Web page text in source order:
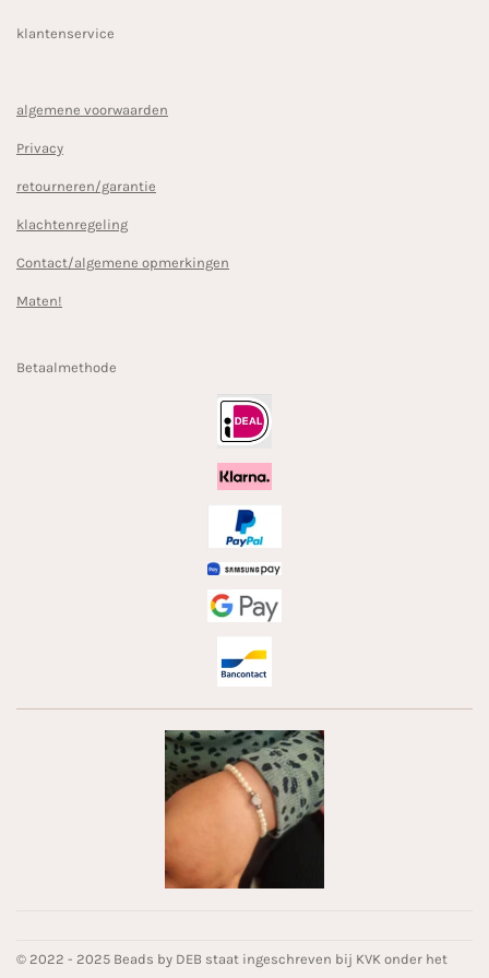
klantenservice
algemene voorwaarden
Privacy
retourneren/garantie
klachtenregeling
Contact/algemene opmerkingen
Maten!
Betaalmethode
© 2022 - 2025 Beads by DEB staat ingeschreven bij KVK onder het